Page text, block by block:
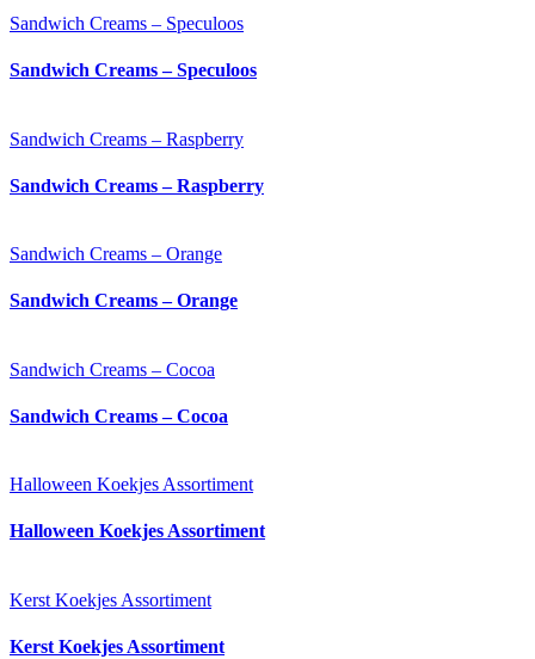
Sandwich Creams – Speculoos
Sandwich Creams – Speculoos
Sandwich Creams – Raspberry
Sandwich Creams – Raspberry
Sandwich Creams – Orange
Sandwich Creams – Orange
Sandwich Creams – Cocoa
Sandwich Creams – Cocoa
Halloween Koekjes Assortiment
Halloween Koekjes Assortiment
Kerst Koekjes Assortiment
Kerst Koekjes Assortiment